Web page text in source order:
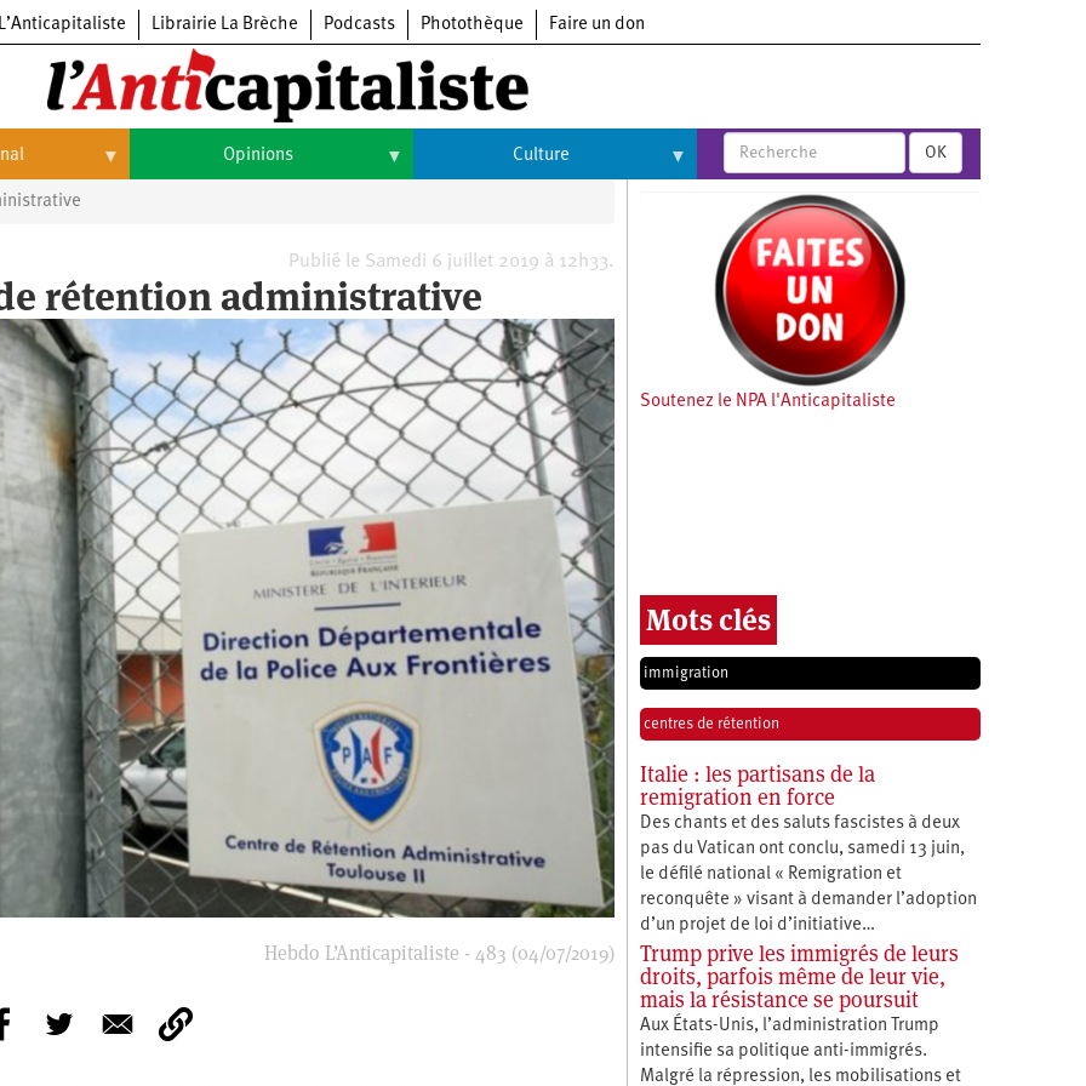
L’Anticapitaliste Librairie La Brèche Podcasts Photothèque Faire un don
Opinions Culture
Arts
Cinéma
Expositions
Livres
Musique
OK
Publié le Samedi 6 juillet 2019 à 12h33.
rétention administrative
Hebdo L’Anticapitaliste - 483 (04/07/2019)
Soutenez le NPA l'Anticapitaliste
Mots clés
immigration
centres de rétention
Italie : les partisans de la
remigration en force
Des chants et des saluts fascistes à deux
pas du Vatican ont conclu, samedi 13 juin,
le défilé national « Remigration et
reconquête » visant à demander l’adoption
d’un projet de loi d’initiative…
Trump prive les immigrés de leurs
droits, parfois même de leur vie,
mais la résistance se poursuit
Aux États-Unis, l’administration Trump
intensifie sa politique anti-immigrés.
Malgré la répression, les mobilisations et